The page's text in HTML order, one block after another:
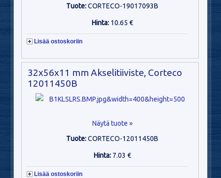
Tuote:CORTECO-19017093B
Hinta: 10.65 €
Lisää ostoskoriin
32x56x11 mm Akselitiiviste, Corteco
12011450B
Näytä tuote »
Tuote:CORTECO-12011450B
Hinta: 7.03 €
Lisää ostoskoriin